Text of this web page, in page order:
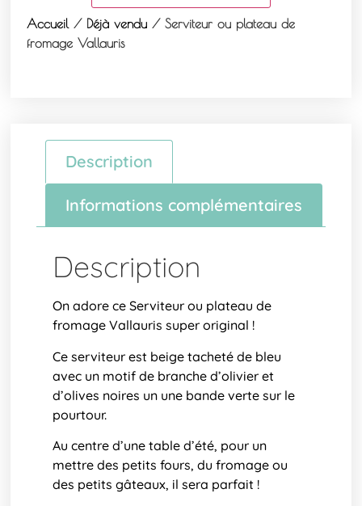
Accueil / Déjà vendu / Serviteur ou plateau de
fromage Vallauris
Description
Informations complémentaires
Description
On adore ce Serviteur ou plateau de
fromage Vallauris super original !
Ce serviteur est beige tacheté de bleu
avec un motif de branche d’olivier et
d’olives noires un une bande verte sur le
pourtour.
Au centre d’une table d’été, pour un
mettre des petits fours, du fromage ou
des petits gâteaux, il sera parfait !